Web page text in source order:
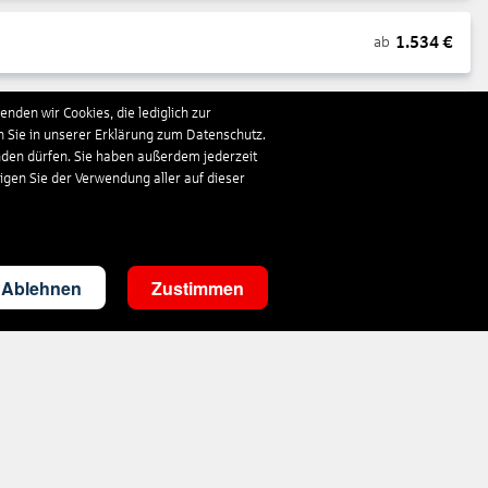
ab 1.534€
wir Cookies, die lediglich zur
in unserer Erklärung zum Datenschutz.
dürfen. Sie haben außerdem jederzeit
Sie der Verwendung aller auf dieser
Ablehnen Zustimmen